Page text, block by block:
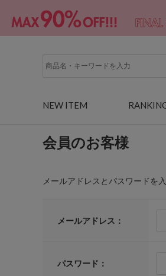
NEW ITEM
会員のお客様
メールアドレスとパスワードを
メールアドレス：
パスワード：